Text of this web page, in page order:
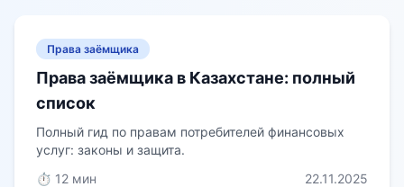
Права заёмщика
Права заёмщика в Казахстане: полный
список
Полный гид по правам потребителей финансовых
услуг: законы и защита.
⏱️ 12 мин
22.11.2025